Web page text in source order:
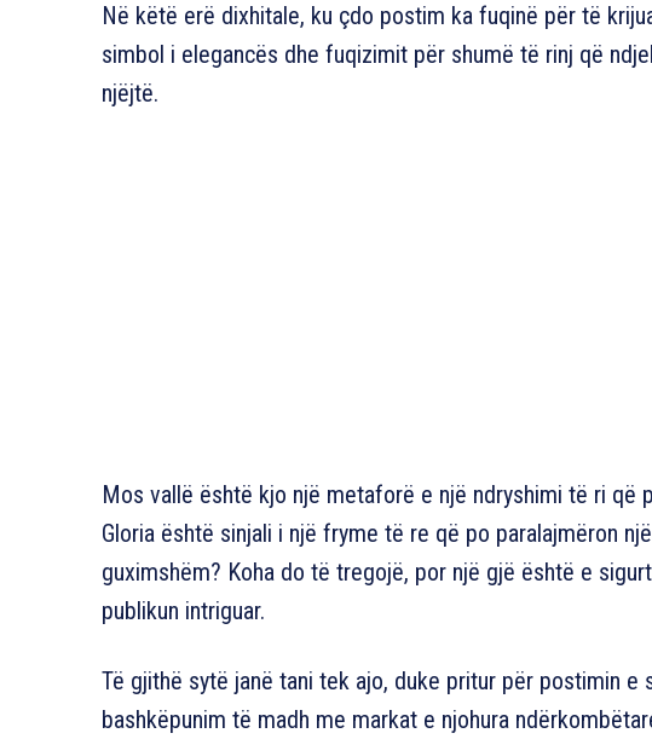
Në këtë erë dixhitale, ku çdo postim ka fuqinë për të
simbol i elegancës dhe fuqizimit për shumë të rinj që
njëjtë.
Mos vallë është kjo një metaforë e një ndryshimi të ri që
Gloria është sinjali i një fryme të re që po paralajmëron
guximshëm? Koha do të tregojë, por një gjë është e
publikun intriguar.
Të gjithë sytë janë tani tek ajo, duke pritur për postimin e
bashkëpunim të madh me markat e njohura